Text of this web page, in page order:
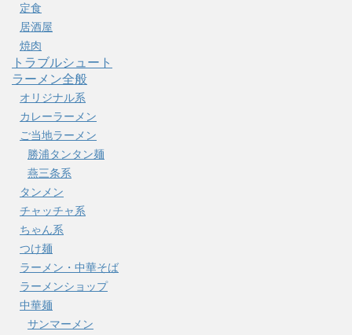
定食
居酒屋
焼肉
トラブルシュート
ラーメン全般
オリジナル系
カレーラーメン
ご当地ラーメン
勝浦タンタン麺
燕三条系
タンメン
チャッチャ系
ちゃん系
つけ麺
ラーメン・中華そば
ラーメンショップ
中華麺
サンマーメン